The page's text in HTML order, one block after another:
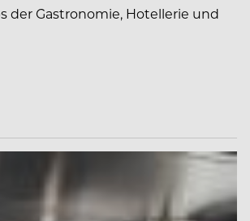
der Gastronomie, Hotellerie und